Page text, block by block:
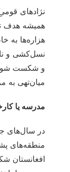
نژادهای
همیشه هدف
هزاره‌ها به
نسل‌کشی و
و شکست
میان‌تهی به
مدرسه یا
در سال‌های
منطقه‌های
افغانستان